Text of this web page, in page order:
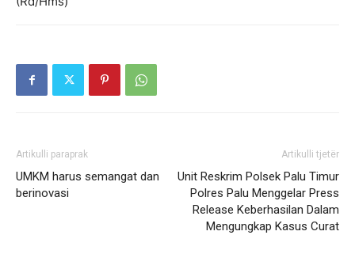
Artikulli paraprak
UMKM harus semangat dan
berinovasi
Artikulli tjetër
Unit Reskrim Polsek Palu Timur
Polres Palu Menggelar Press
Release Keberhasilan Dalam
Mengungkap Kasus Curat